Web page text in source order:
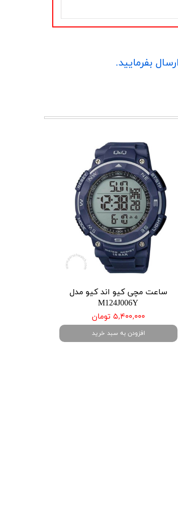
ساعت مچی کیو اند کیو مدل
M124J006Y
۵,۴۰۰,۰۰۰ تومان
افزودن به سبد خرید